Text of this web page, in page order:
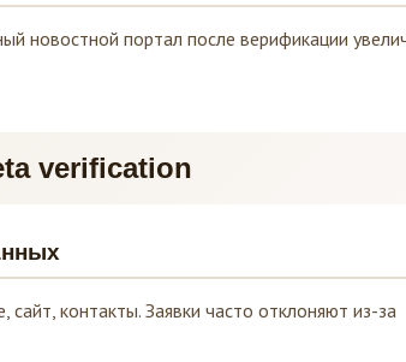
новостной портал после верификации
verification
сайт, контакты. Заявки часто отклоняют из-за